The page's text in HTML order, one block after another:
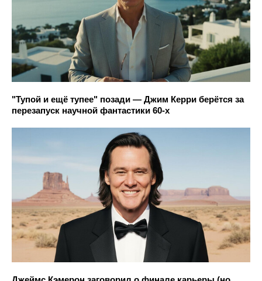
"Тупой и ещё тупее" позади — Джим Керри берётся за
перезапуск научной фантастики 60-х